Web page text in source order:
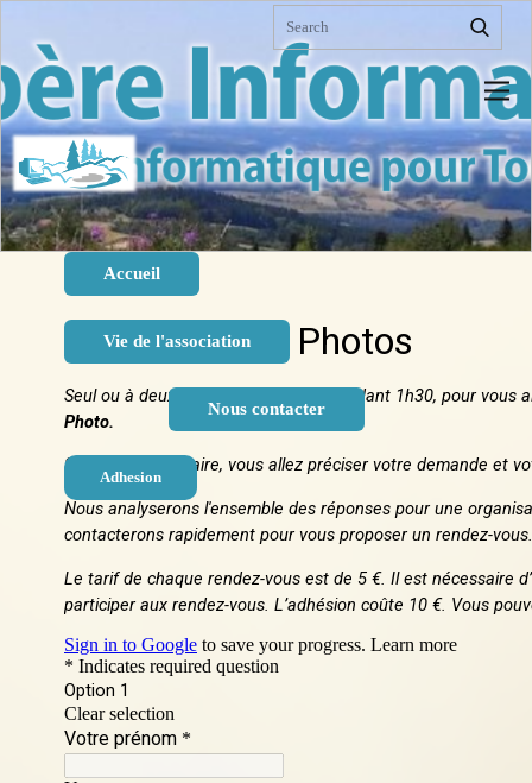
Accueil
Vie de l'association
Nous contacter
Adhesion
consectetur adipiscing elit nullam nunc justo sagittis
suscipit ultrices.